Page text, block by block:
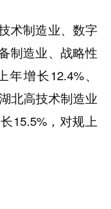
术制造业、数字
制造业、战略性
增长12.4%、
北高技术制造业
15.5%，对规上